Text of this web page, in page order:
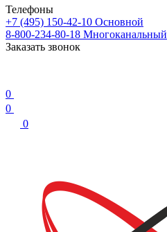
Телефоны
+7 (495) 150-42-10 Основной
8-800-234-80-18 Многоканальный
Заказать звонок
0
0
0